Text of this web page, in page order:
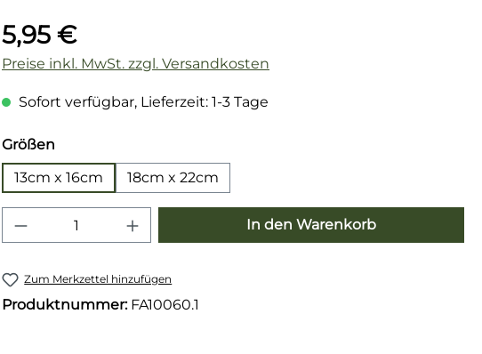
Regulärer Preis:
5,95 €
Preise inkl. MwSt. zzgl. Versandkosten
Sofort verfügbar, Lieferzeit: 1-3 Tage
Größen
13cm x 16cm
18cm x 22cm
Produkt Anzahl: Gib den gewünschten
In den Warenkorb
Zum Merkzettel hinzufügen
Produktnummer: FA10060.1